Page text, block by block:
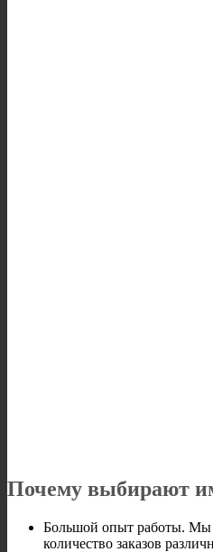
Почему выбирают
Большой опыт работы. Мы
количество заказов